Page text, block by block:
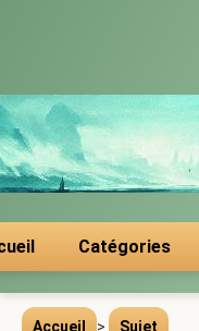
Catégories
Accueil > Sujet